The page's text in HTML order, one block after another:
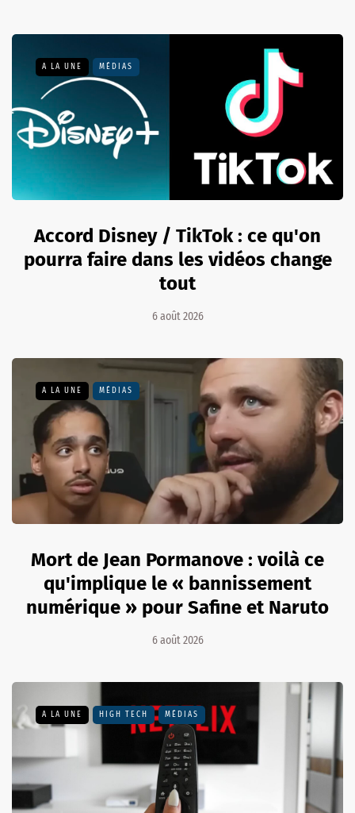
A LA UNE MÉDIAS
Accord Disney / TikTok : ce qu'on
pourra faire dans les vidéos change
tout
6 août 2026
A LA UNE MÉDIAS
Mort de Jean Pormanove : voilà ce
qu'implique le « bannissement
numérique » pour Safine et Naruto
6 août 2026
A LA UNE HIGH TECH MÉDIAS